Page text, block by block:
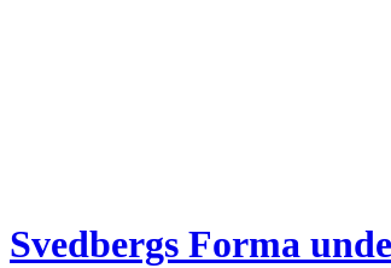
Svedbergs Forma